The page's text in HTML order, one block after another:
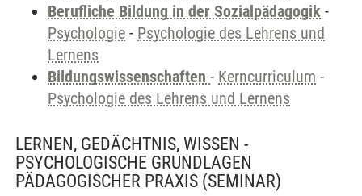
Berufliche Bildung in der Sozialpädagogik -
Psychologie - Psychologie des Lehrens und
Lernens
Bildungswissenschaften - Kerncurriculum -
Psychologie des Lehrens und Lernens
LERNEN, GEDÄCHTNIS, WISSEN -
PSYCHOLOGISCHE GRUNDLAGEN
PÄDAGOGISCHER PRAXIS (SEMINAR)